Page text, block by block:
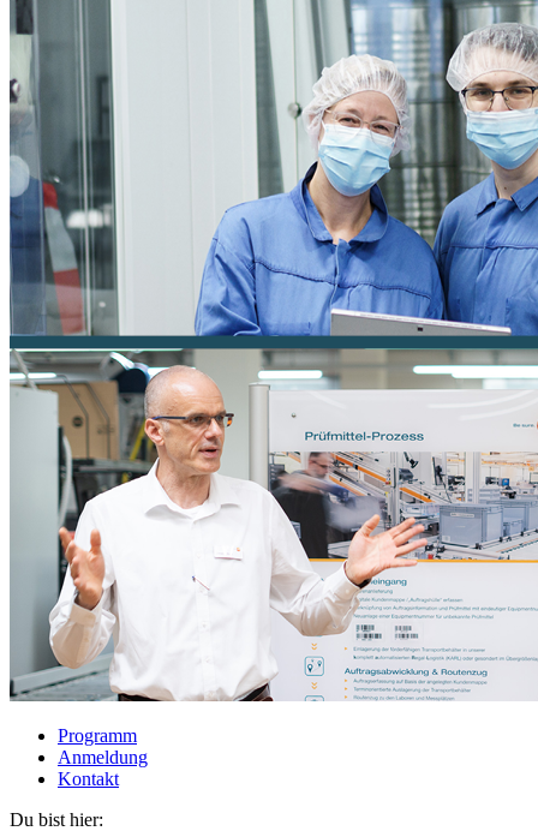
Programm
Anmeldung
Kontakt
Du bist hier: